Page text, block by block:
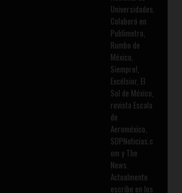
Universidades.
Colaboró en
Publimetro,
Rumbo de
México,
Siempre!,
Excélsior, El
Sol de México,
revista Escala
de
Aeroméxico,
SDPNoticias.c
om y The
News.
Actualmente
escribe en los